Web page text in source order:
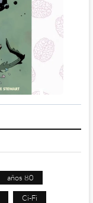
años 80
Ci-Fi